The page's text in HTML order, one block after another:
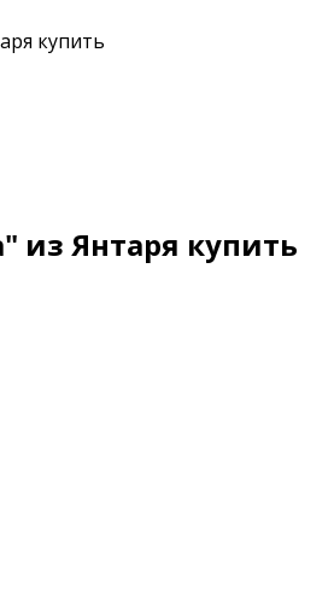
купить
из Янтаря купить